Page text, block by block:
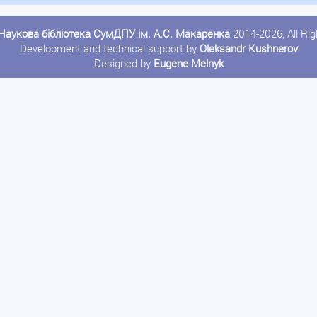
бібліотека СумДПУ ім. А.С. Макаренка 2014-2026, All
Development and technical support by Oleksandr Kushnerov
Designed by Eugene Melnyk